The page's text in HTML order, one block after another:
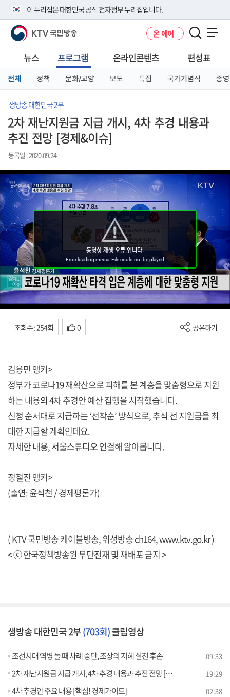
이 누리집은 대한민국 공식 전자정부 누리집입니다.
공식 누리집 주소 확인하기
니다.
이밖에 or.kr 또는 .kr등 다른 도메인 주소를 사용하고 있다면 아래 URL에
서 도메인 주소를 확인해 보세요
KTV 국민방송 온 에어
뉴스 프로그램 온라인콘텐츠 편성표
전체 정책 문화/교양 보도 특집 국가기념식 종영
생방송 대한민국 2부
2차 재난지원금 지급 개시, 4차 추경 내용과
추진 전망 [경제&이슈]
등록일 : 2020.09.24
조회수 : 254회 0 공유하기
김용민 앵커>
정부가 코로나19 재확산으로 피해를 본 계층을 맞춤형으로 지원
하는 내용의 4차 추경안 예산 집행을 시작했습니다.
신청 순서대로 지급하는 ‘선착순’ 방식으로, 추석 전 지원금을 최
대한 지급할 계획인데요.
자세한 내용, 서울스튜디오 연결해 알아봅니다.
정철진 앵커>
(출연: 윤석천 / 경제평론가)
( KTV 국민방송 케이블방송, 위성방송 ch164,www.ktv.go.kr)
< ⓒ 한국정책방송원 무단전재 및 재배포 금지 >
생방송 대한민국 2부(703회)클립영상
조선시대 역병 돌 때 차례 중단, 조상의 지혜 실천 후손 09:33
2차 재난지원금 지급 개시, 4차 추경 내용과 추진 전망 [경제&이슈] 19:29
4차 추경안 주요 내용 [핵심! 경제가이드] 02:38